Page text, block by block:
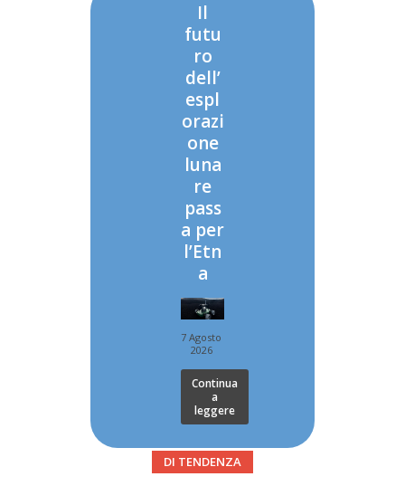
Il
futu
ro
dell’
espl
orazi
one
luna
re
pass
a per
l’Etn
a
7 Agosto
2026
Continua
a
leggere
DI TENDENZA